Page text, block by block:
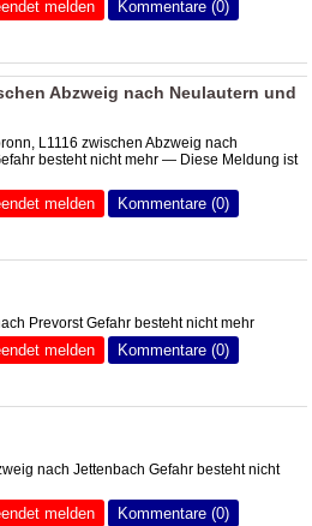
melden Kommentare (0)
Abzweig nach Neulautern und
L1116 zwischen Abzweig nach
besteht nicht mehr — Diese Meldung ist
melden Kommentare (0)
Prevorst Gefahr besteht nicht mehr
melden Kommentare (0)
nach Jettenbach Gefahr besteht nicht
melden Kommentare (0)